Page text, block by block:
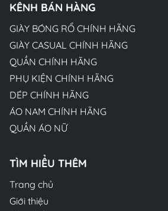
KÊNH BÁN HÀNG
GIÀY BÓNG RỔ CHÍNH HÃNG
GIÀY CASUAL CHÍNH HÃNG
QUẦN CHÍNH HÃNG
PHỤ KIỆN CHÍNH HÃNG
DÉP CHÍNH HÃNG
ÁO NAM CHÍNH HÃNG
QUẦN ÁO NỮ
TÌM HIỂU THÊM
Trang chủ
Giới thiệu